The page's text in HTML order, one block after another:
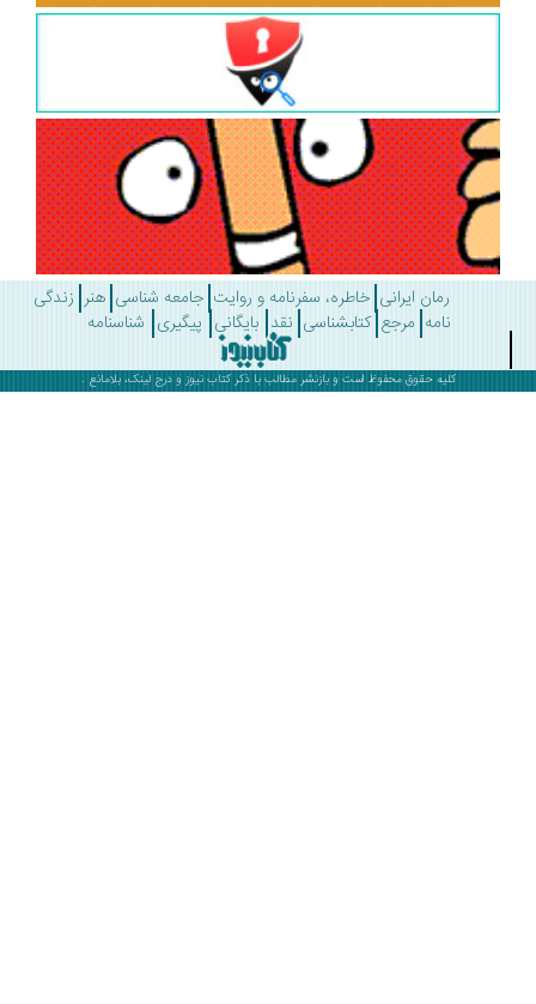
رمان ایرانی خاطره، سفرنامه و روایت جامعه شناسی هنر زندگی
مرجع کتابشناسی نقد بایگانی پیگیری شناسنامه
کلیه حقوق محفوظ است و بازنشر مطالب با ذکرکتاب نیوز و درج لینک، بلامانع .